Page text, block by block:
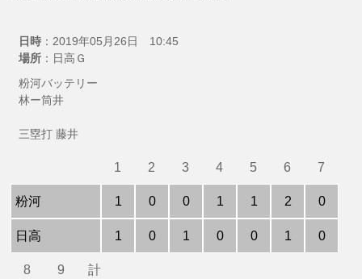
日時 ：2019年05月26日 10:45
場所 ：日高Ｇ
粉河バッテリー
林ー筒井
三塁打 藤井
粉河
日高
1
1
1
2
0
0
3
0
1
4
1
0
5
1
0
6
2
1
7
0
0
8 9 計